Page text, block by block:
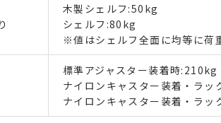
木製シェルフ:50kg
シェルフ:80kg
※値はシェルフ全面に均等に荷
標準アジャスター装着時:210kg
ナイロンキャスター装着・ラ
ナイロンキャスター装着・ラ